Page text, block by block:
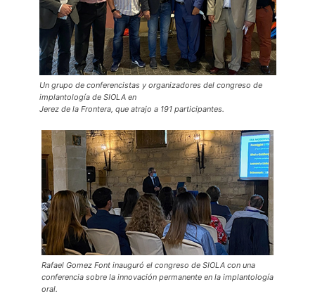
Un grupo de conferencistas y organizadores del congreso de
implantología de SIOLA en
Jerez de la Frontera, que atrajo a 191 participantes.
Rafael Gomez Font inauguró el congreso de SIOLA con una
conferencia sobre la innovación permanente en la implantología
oral.